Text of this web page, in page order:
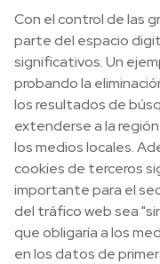
Con el control de las
parte del espacio
significativos. Un
probando la
los resultados de
extenderse a la
los medios locales.
cookies de terceros
importante para el
del tráfico web sea
que obligaría a los
en los datos de